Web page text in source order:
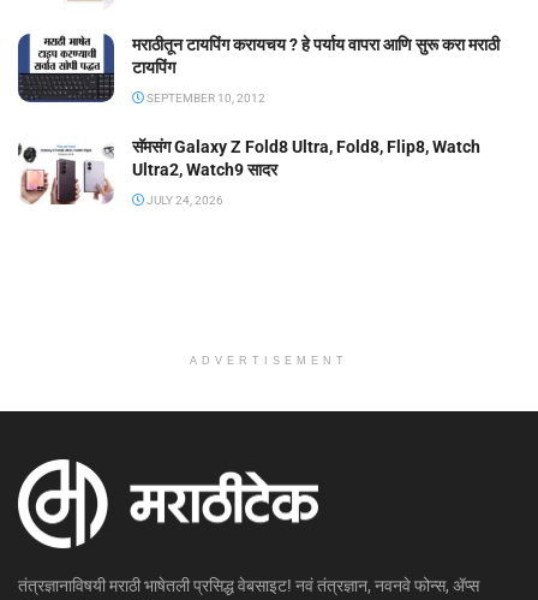
मराठीतून टायपिंग करायचय ? हे पर्याय वापरा आणि सुरू करा मराठी
टायपिंग
SEPTEMBER 10, 2012
सॅमसंग Galaxy Z Fold8 Ultra, Fold8, Flip8, Watch
Ultra2, Watch9 सादर
JULY 24, 2026
ADVERTISEMENT
तंत्रज्ञानाविषयी मराठी भाषेतली प्रसिद्ध वेबसाइट! नवं तंत्रज्ञान, नवनवे फोन्स, ॲप्स